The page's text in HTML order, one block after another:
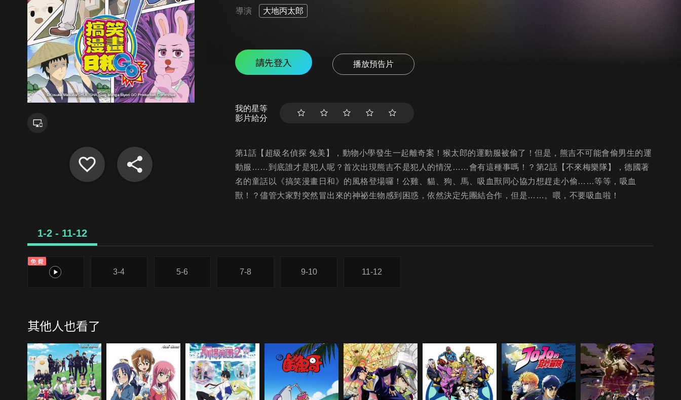
導演 大地丙太郎
請先登入 播放預告片
我的星等
影片給分
第1話【超級名偵探 兔美】，動物小學發生一起離奇案！猴太郎的運動服被偷了！但是，熊吉不可能會偷男生的運
動服……到底誰才是犯人呢？首次出現熊吉不是犯人的情況……會有這種事嗎！？第2話【不來梅樂隊】，德國著
名的童話以《搞笑漫畫日和》的風格登場囉！公雞、貓、狗、馬、吸血獸同心協力想趕走小偷……等等，吸血
獸！？儘管大家對突然冒出來的神祕生物感到困惑，依然決定先團結合作，但是……。喂，不要吸血啦！
1-2 - 11-12
免費
1-2
3-4 5-6 7-8 9-10 11-12
其他人也看了